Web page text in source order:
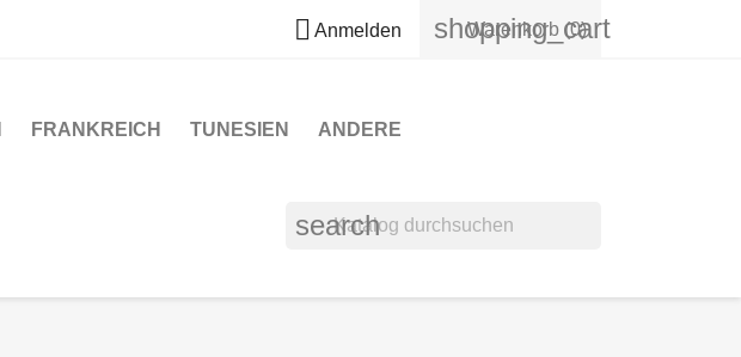
 Anmelden shopping_cart
Warenkorb (0)
FRANKREICH TUNESIEN ANDERE
search